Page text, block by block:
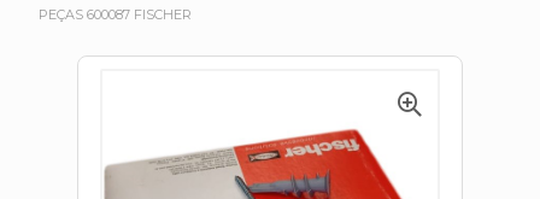
PEÇAS 600087 FISCHER